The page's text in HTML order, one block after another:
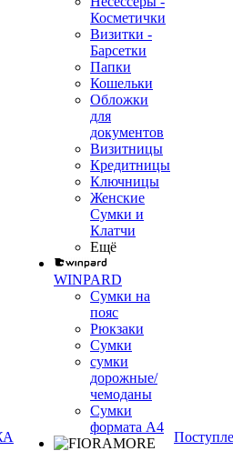
Косметички
Визитки -
Барсетки
Папки
Кошельки
Обложки
для
документов
Визитницы
Кредитницы
Ключницы
Женские
Сумки и
Клатчи
Ещё
WINPARD
Сумки на
пояс
Рюкзаки
Сумки
сумки
дорожные/
чемоданы
Сумки
формата А4